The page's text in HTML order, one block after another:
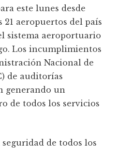
este lunes desde
21 aeropuertos del país
sistema aeroportuario
Los incumplimientos
Nacional de
de auditorías
generando un
de todos los servicios
de todos los